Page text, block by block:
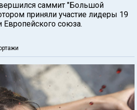
саммит "Большой
приняли участие лидеры 19
Европейского союза.